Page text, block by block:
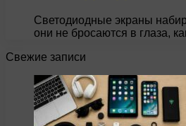
Светодиодные экраны
они не бросаются в глаза,
Свежие записи